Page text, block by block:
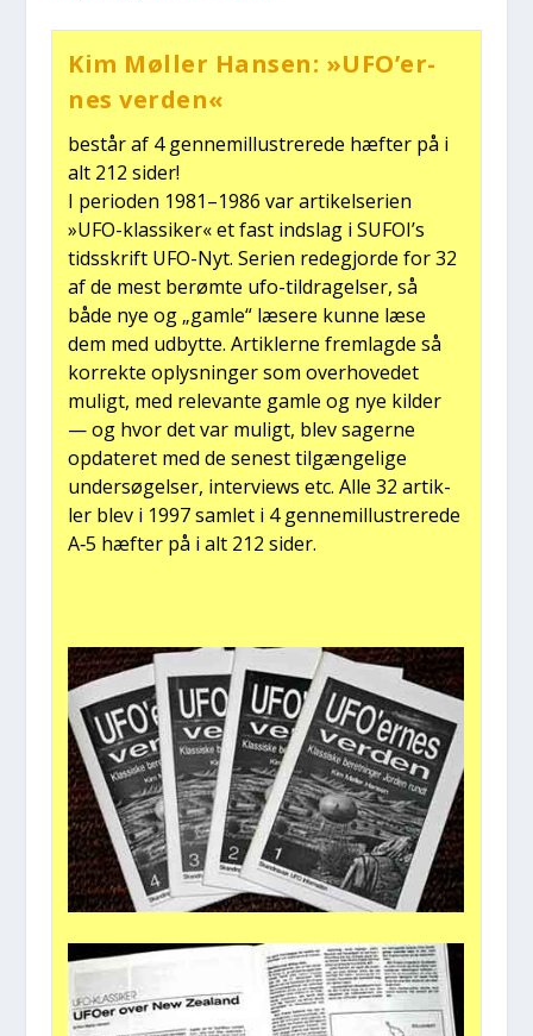
Kim Møl­ler Han­sen: »UFO’er­
nes ver­den«
består af 4 gen­ne­mil­lu­stre­re­de hæf­ter på i
alt 212 sider!
I peri­o­den 1981–1986 var arti­kel­se­ri­en
»UFO-klas­si­ker« et fast indslag i SUFOI’s
tids­skrift UFO-Nyt. Seri­en rede­gjor­de for 32
af de mest berøm­te ufo-til­dra­gel­ser, så
både nye og „gam­le“ læse­re kun­ne læse
dem med udbyt­te. Artik­ler­ne frem­lag­de så
kor­rek­te oplys­nin­ger som over­ho­ve­det
muligt, med rele­van­te gam­le og nye kil­der
— og hvor det var muligt, blev sager­ne
opda­te­ret med de sene­st til­gæn­ge­li­ge
under­sø­gel­ser, inter­views etc. Alle 32 artik­
ler blev i 1997 sam­let i 4 gen­ne­mil­lu­stre­re­de
A‑5 hæf­ter på i alt 212 sider.